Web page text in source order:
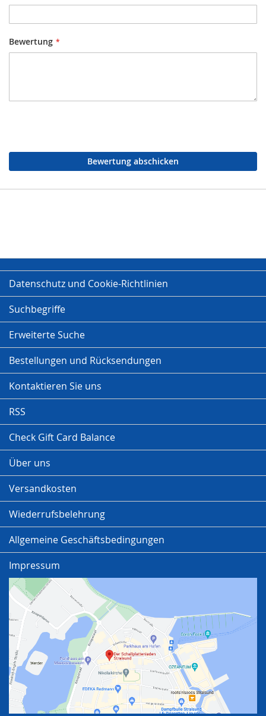
Bewertung
Bewertung abschicken
Datenschutz und Cookie-Richtlinien
Suchbegriffe
Erweiterte Suche
Bestellungen und Rücksendungen
Kontaktieren Sie uns
RSS
Check Gift Card Balance
Über uns
Versandkosten
Wiederrufsbelehrung
Allgemeine Geschäftsbedingungen
Impressum